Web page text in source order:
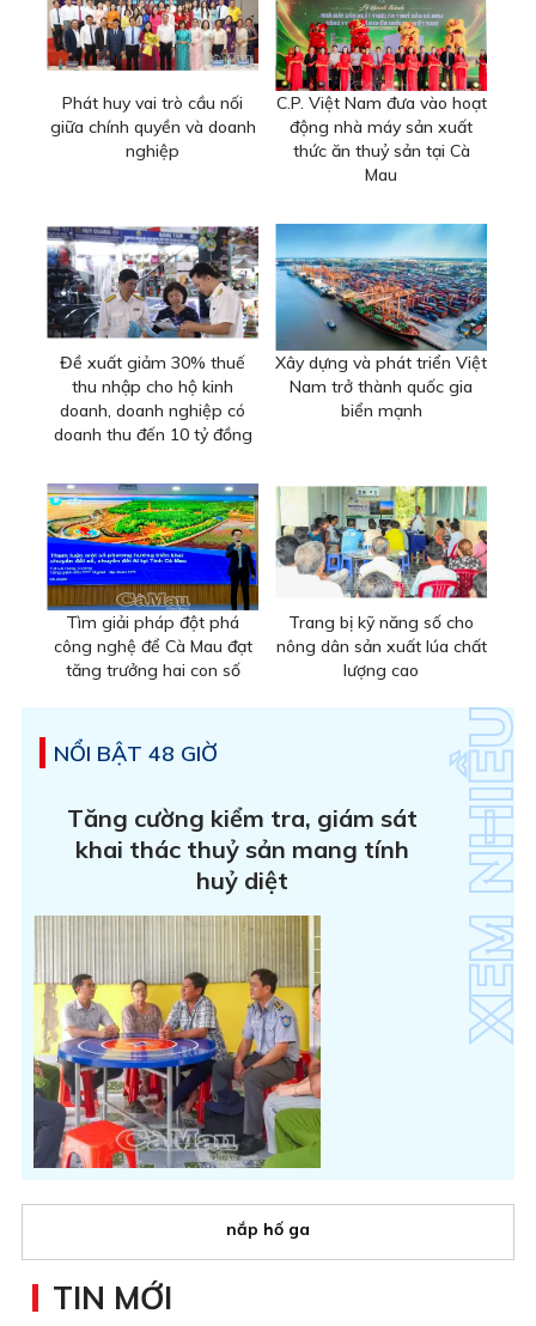
Phát huy vai trò cầu nối
giữa chính quyền và doanh
nghiệp
C.P. Việt Nam đưa vào hoạt
động nhà máy sản xuất
thức ăn thuỷ sản tại Cà
Mau
Đề xuất giảm 30% thuế
thu nhập cho hộ kinh
doanh, doanh nghiệp có
doanh thu đến 10 tỷ đồng
Xây dựng và phát triển Việt
Nam trở thành quốc gia
biển mạnh
Tìm giải pháp đột phá
công nghệ để Cà Mau đạt
tăng trưởng hai con số
Trang bị kỹ năng số cho
nông dân sản xuất lúa chất
lượng cao
NỔI BẬT 48 GIỜ
Tăng cường kiểm tra, giám sát
khai thác thuỷ sản mang tính
huỷ diệt
nắp hố ga
TIN MỚI